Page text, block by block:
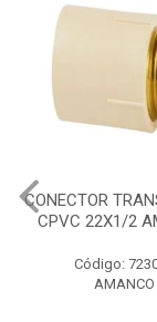
CONECTOR
CPVC 22X1/2
Código:
AMANCO